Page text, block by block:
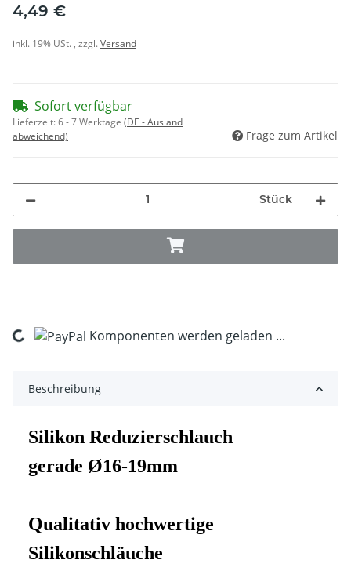
4,49 €
inkl. 19% USt. , zzgl.Versand
Sofort verfügbar
Lieferzeit:6 - 7 Werktage (DE - Ausland
abweichend)
Frage zum Artikel
Stück
Loading... Komponenten werden geladen ...
Beschreibung
Silikon Reduzierschlauch
gerade Ø16-19mm
Qualitativ hochwertige
Silikonschläuche